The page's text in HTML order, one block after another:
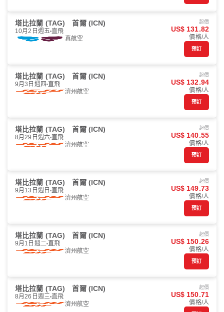
塔比拉蘭 (TAG) 首爾 (ICN)
10月2日週五 直飛
真航空
起價
US$ 131.82
價格/人
預訂
塔比拉蘭 (TAG) 首爾 (ICN)
9月3日週四 直飛
濟州航空
起價
US$ 132.94
價格/人
預訂
塔比拉蘭 (TAG) 首爾 (ICN)
8月29日週六 直飛
濟州航空
起價
US$ 140.55
價格/人
預訂
塔比拉蘭 (TAG) 首爾 (ICN)
9月13日週日 直飛
濟州航空
起價
US$ 149.73
價格/人
預訂
塔比拉蘭 (TAG) 首爾 (ICN)
9月1日週二 直飛
濟州航空
起價
US$ 150.26
價格/人
預訂
塔比拉蘭 (TAG) 首爾 (ICN)
8月26日週三 直飛
濟州航空
起價
US$ 150.71
價格/人